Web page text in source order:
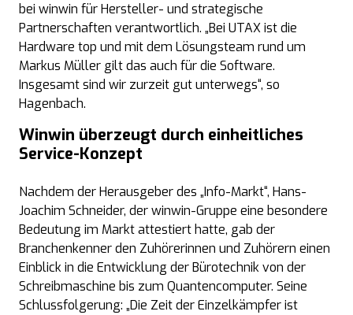
bei winwin für Hersteller- und strategische
Partnerschaften verantwortlich. „Bei UTAX ist die
Hardware top und mit dem Lösungsteam rund um
Markus Müller gilt das auch für die Software.
Insgesamt sind wir zurzeit gut unterwegs“, so
Hagenbach.
Winwin überzeugt durch einheitliches
Service-Konzept
Nachdem der Herausgeber des „Info-Markt“, Hans-
Joachim Schneider, der winwin-Gruppe eine besondere
Bedeutung im Markt attestiert hatte, gab der
Branchenkenner den Zuhörerinnen und Zuhörern einen
Einblick in die Entwicklung der Bürotechnik von der
Schreibmaschine bis zum Quantencomputer. Seine
Schlussfolgerung: „Die Zeit der Einzelkämpfer ist